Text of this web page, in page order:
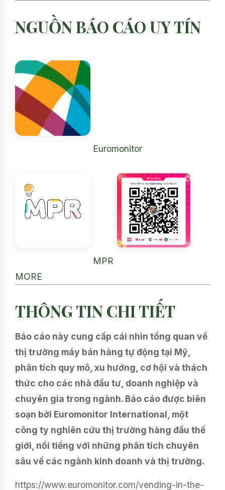
NGUỒN BÁO CÁO UY TÍN
Euromonitor
MPR
MORE
THÔNG TIN CHI TIẾT
Báo cáo này cung cấp cái nhìn tổng quan về
thị trường máy bán hàng tự động tại Mỹ,
phân tích quy mô, xu hướng, cơ hội và thách
thức cho các nhà đầu tư, doanh nghiệp và
chuyên gia trong ngành. Báo cáo được biên
soạn bởi Euromonitor International, một
công ty nghiên cứu thị trường hàng đầu thế
giới, nổi tiếng với những phân tích chuyên
sâu về các ngành kinh doanh và thị trường.
https://www.euromonitor.com/vending-in-the-